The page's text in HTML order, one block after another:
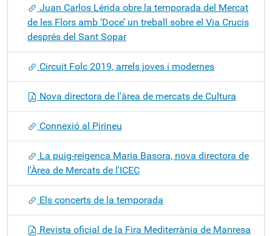
Juan Carlos Lérida obre la temporada del Mercat
de les Flors amb ‘Doce’ un treball sobre el Via Crucis
després del Sant Sopar
Circuit Folc 2019, arrels joves i modernes
Nova directora de l'àrea de mercats de Cultura
Connexió al Pirineu
La puig-reigenca Maria Basora, nova directora de
l'Àrea de Mercats de l'ICEC
Els concerts de la temporada
Revista oficial de la Fira Mediterrània de Manresa